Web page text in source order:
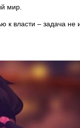
мир.
к власти – задача не